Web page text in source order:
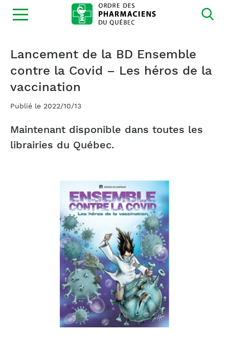
Ouvrir
la
Lancement de la BD Ensemble
contre la Covid – Les héros de la
vaccination
Publié le 2022/10/13
Maintenant disponible dans toutes les
librairies du Québec.